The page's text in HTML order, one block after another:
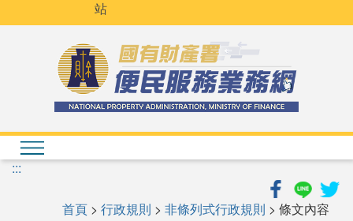
站
:::
首頁 > 行政規則 > 非條列式行政規則 > 條文內容